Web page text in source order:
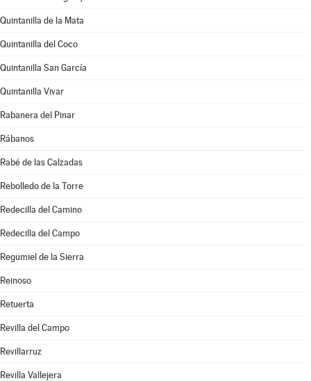
Quintanilla de la Mata
Quintanilla del Coco
Quintanilla San García
Quintanilla Vivar
Rabanera del Pinar
Rábanos
Rabé de las Calzadas
Rebolledo de la Torre
Redecilla del Camino
Redecilla del Campo
Regumiel de la Sierra
Reinoso
Retuerta
Revilla del Campo
Revillarruz
Revilla Vallejera